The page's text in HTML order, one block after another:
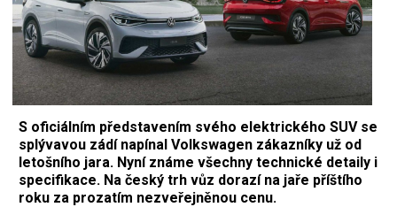
S oficiálním představením svého elektrického SUV se
splývavou zádí napínal Volkswagen zákazníky už od
letošního jara. Nyní známe všechny technické detaily i
specifikace. Na český trh vůz dorazí na jaře příštího
roku za prozatím nezveřejněnou cenu.